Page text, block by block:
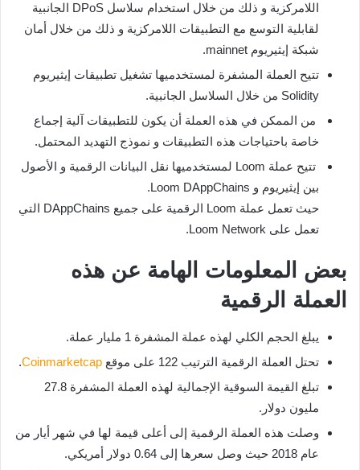
اللامركزية و ذلك من خلال استخدام سلاسل DPoS الجانبية
لقابلية التوسع مع التطبيقات اللامركزية و ذلك من خلال أمان
شبكة إيثيريوم mainnet.
تتيح العملة المشفرة لمستخدميها تشغيل تطبيقات إيثيريوم
Solidity من خلال السلاسل الجانبية.
من الممكن في هذه العملة أن يكون للتطبيقات آلية إجماع
خاصة باحتياجات هذه التطبيقات و نموذج التهديد المحتمل.
تتيح عملة Loom لمستخدميها نقل البيانات الرقمية و الأصول
بين إيثيريوم و Loom DAppChains.
حيث تعمل عملة Loom الرقمية على جميع DAppChains التي
تعمل على Loom Network.
بعض المعلومات الهامة عن هذه
العملة الرقمية
يبلغ الحجم الكلي لهذه عملة المشفرة 1 مليار عملة.
تحتل العملة الرقمية الترتيب 122 على موقع
Coinmarketcap
.
تبلغ القيمة السوقية الإجمالية لهذه العملة المشفرة 27.8
مليون دولار.
وصلت هذه العملة الرقمية إلى أعلى قيمة لها في شهر أيار من
عام 2018 حيث وصل سعرها إلى 0.64 دولار أمريكي.